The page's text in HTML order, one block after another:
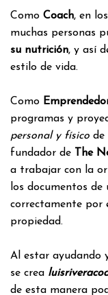
Como Coach, en
muchas personas
su nutrición, y así
estilo de vida.
Como
programas y
personal y físico de
fundador de
The
a trabajar con la
los documentos
correctamente por
propiedad.
Al estar ayudando
se crea
de esta manera